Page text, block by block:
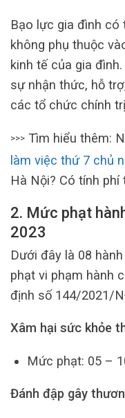
Bạo lực gia đình có
không phụ thuộc
kinh tế của gia
sự nhận thức, hỗ
các tổ chức chính
>>> Tìm hiểu thêm:
làm việc thứ 7 chủ
Hà Nội? Có tính phí
2. Mức phạt
2023
Dưới đây là 08
phạt vi phạm hành
định số 144/2021/
Xâm hại sức khỏe
Mức phạt: 05 –
Đánh đập gây